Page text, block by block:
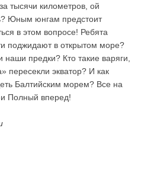
тысячи километров, ой
Юным юнгам предстоит
в этом вопросе! Ребята
поджидают в открытом море?
предки? Кто такие варяги,
пересекли экватор? И как
Балтийским морем? Все на
Полный вперед!